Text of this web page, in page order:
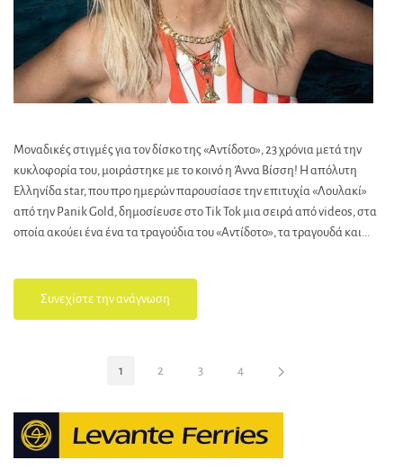
Μοναδικές στιγμές για τον δίσκο της «Αντίδοτο», 23 χρόνια μετά την
κυκλοφορία του, μοιράστηκε με το κοινό η Άννα Βίσση! Η απόλυτη
Ελληνίδα star, που προ ημερών παρουσίασε την επιτυχία «Λουλακί»
από την Panik Gold, δημοσίευσε στο Tik Tok μια σειρά από videos, στα
οποία ακούει ένα ένα τα τραγούδια του «Αντίδοτο», τα τραγουδά και...
Συνεχίστε την ανάγνωση
1 2 3 4